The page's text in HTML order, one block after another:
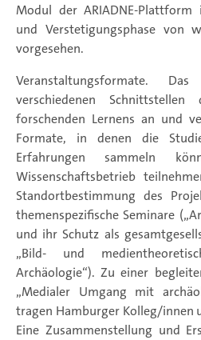
Modul der ARIADNE-
und Verstetigungsphase von
vorgesehen.
Veranstaltungsformate.
verschiedenen Schnittstellen
forschenden Lernens an und
Formate, in denen die
Erfahrungen sammeln
Wissenschaftsbetrieb
Standortbestimmung des
themenspezifische Seminare
und ihr Schutz als
„Bild- und
Archäologie“). Zu einer
„Medialer Umgang mit
tragen Hamburger Kolleg/innen
Eine Zusammenstellung und